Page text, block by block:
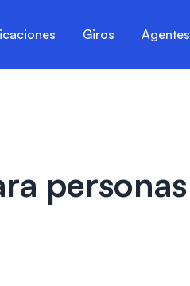
Giros Agentes
personas